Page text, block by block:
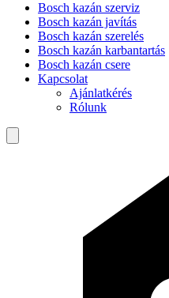
Bosch kazán szerviz
Bosch kazán javítás
Bosch kazán szerelés
Bosch kazán karbantartás
Bosch kazán csere
Kapcsolat
Ajánlatkérés
Rólunk